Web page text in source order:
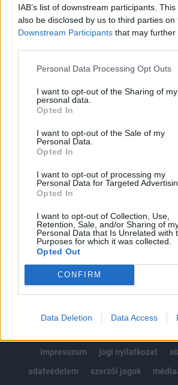
IAB’s list of downstream participants.
also be disclosed by us to third parties on
Downstream Participants that may
Personal Data Processing Opt Outs
I want to opt-out of the Sharing of my
personal data.
Opted In
I want to opt-out of the Sale of my
Personal Data.
Opted In
I want to opt-out of processing my
Personal Data for Targeted
Opted In
I want to opt-out of Collection, Use,
Retention, Sale, and/or Sharing of
Personal Data that Is Unrelated with
Purposes for which it was collected.
Opted Out
CONFIRM
Data Deletion Data Access
lehetőségek, 3%-ponttal csökkent.
KEDVES OLVASÓNK!
A keresett cikk a portfolio.hu
regisztrációhoz kötött.
Portfolio.hu teljes cikkarchívum
Kötéslisták: BÉT elmúlt 2 év
MÁR ELŐFIZETŐNK VAGY?
impresszum
jogi nyilatkozat
adatvédelem
szerzői jogok